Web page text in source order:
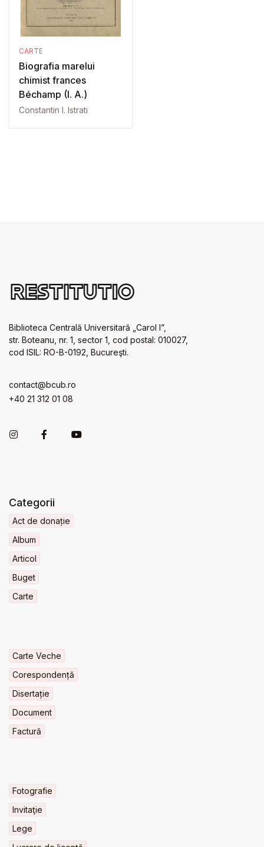
CARTE
Biografia marelui
chimist frances
Béchamp (I. A.)
Constantin I. Istrati
Biblioteca Centrală Universitară „Carol I”,
str. Boteanu, nr. 1, sector 1, cod postal: 010027,
cod ISIL: RO-B-0192, Bucureşti.
contact@bcub.ro
+40 21 312 01 08
Categorii
Act de donație
Album
Articol
Buget
Carte
Carte Veche
Corespondență
Disertație
Document
Factură
Fotografie
Invitaţie
Lege